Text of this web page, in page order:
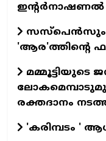
ഇന്റര്‍നാഷണല്‍
സസ്പെന്‍സും
'ആര'ത്തിന്റെ
മമ്മൂട്ടിയുടെ
രക്തദാനം
'കരിമ്പടം '